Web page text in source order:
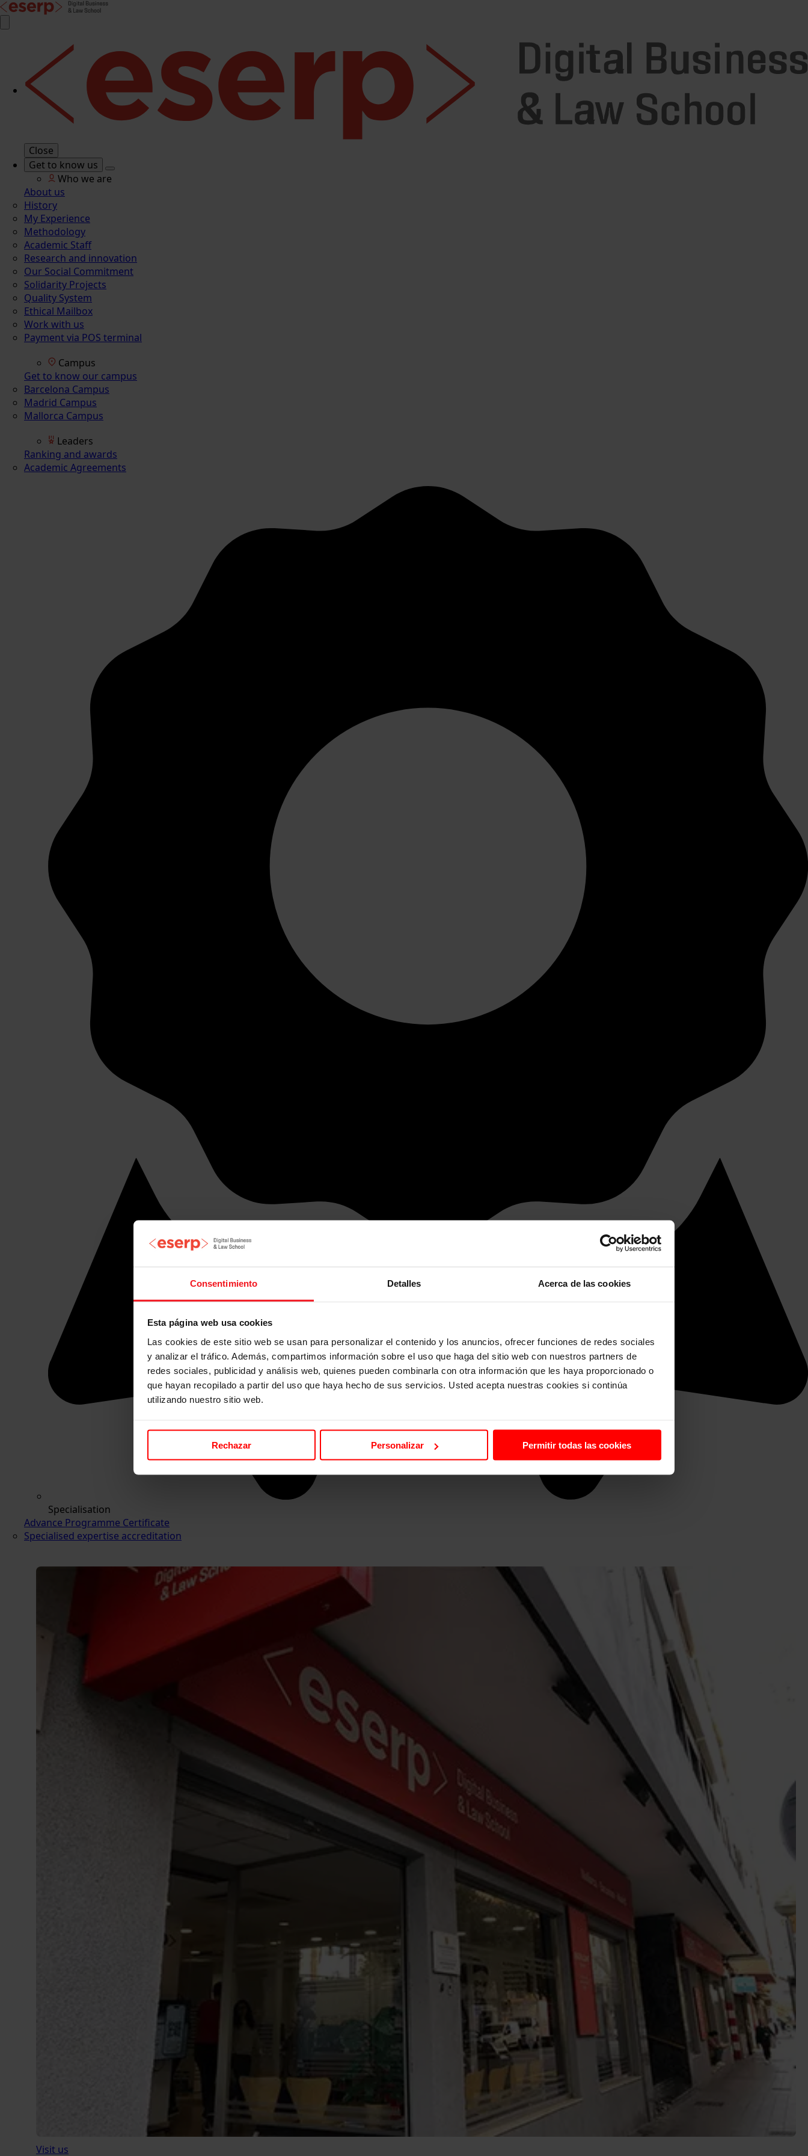
Consentimiento Detalles Acerca de las cookies
Esta página web usa cookies
Las cookies de este sitio web se usan para personalizar el contenido y los anuncios, ofrecer funciones de redes sociales
y analizar el tráfico. Además, compartimos información sobre el uso que haga del sitio web con nuestros partners de
redes sociales, publicidad y análisis web, quienes pueden combinarla con otra información que les haya proporcionado o
que hayan recopilado a partir del uso que haya hecho de sus servicios. Usted acepta nuestras cookies si continúa
utilizando nuestro sitio web.
Rechazar Personalizar Permitir todas las cookies
Close
Get to know us
Who we are
About us
History
My Experience
Methodology
Academic Staff
Research and innovation
Our Social Commitment
Solidarity Projects
Quality System
Ethical Mailbox
Work with us
Payment via POS terminal
Campus
Get to know our campus
Barcelona Campus
Madrid Campus
Mallorca Campus
Leaders
Ranking and awards
Academic Agreements
Specialisation
Advance Programme Certificate
Specialised expertise accreditation
Visit us